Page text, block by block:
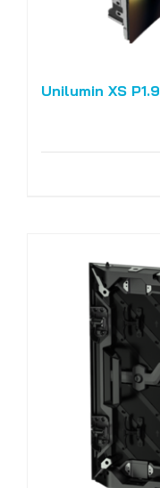
Unilumin XS P1.9